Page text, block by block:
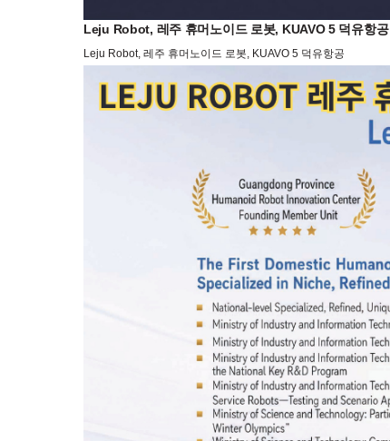
Leju Robot, 레주 휴머노이드 로봇, KUAVO 5 덕유항공
Leju Robot, 레주 휴머노이드 로봇, KUAVO 5 덕유항공